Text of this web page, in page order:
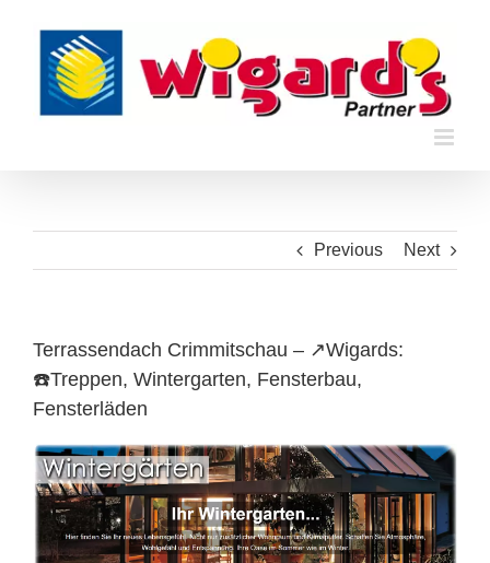
content
Previous Next
Terrassendach Crimmitschau – ↗️Wigards:
☎️Treppen, Wintergarten, Fensterbau,
Fensterläden